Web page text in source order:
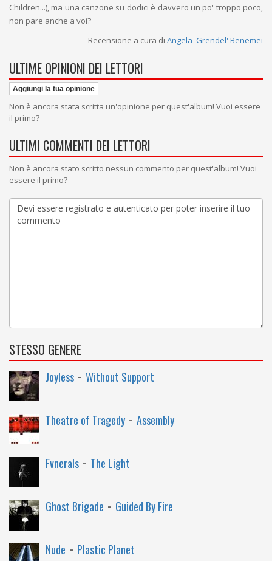
Children...), ma una canzone su dodici è davvero un po' troppo poco,
non pare anche a voi?
Recensione a cura di Angela 'Grendel' Benemei
ULTIME OPINIONI DEI LETTORI
Aggiungi la tua opinione
Non è ancora stata scritta un'opinione per quest'album! Vuoi essere
il primo?
ULTIMI COMMENTI DEI LETTORI
Non è ancora stato scritto nessun commento per quest'album! Vuoi
essere il primo?
STESSO GENERE
Joyless - Without Support
Theatre of Tragedy - Assembly
Fvnerals - The Light
Ghost Brigade - Guided By Fire
Nude - Plastic Planet